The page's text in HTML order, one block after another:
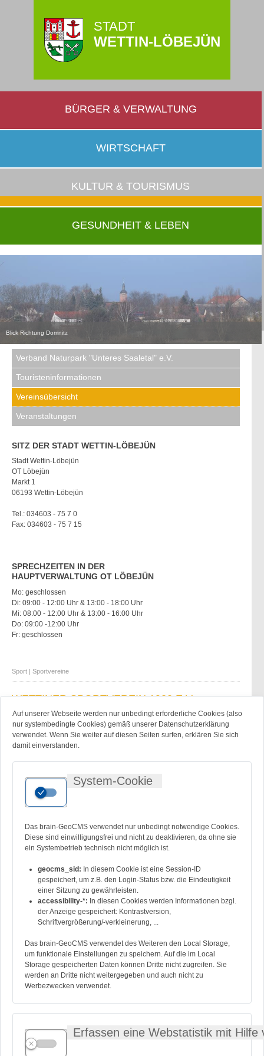
Auf unserer Webseite werden nur unbedingt erforderliche Cookies (also
nur systembedingte Cookies) gemäß unserer Datenschutzerklärung
verwendet. Wenn Sie weiter auf diesen Seiten surfen, erklären Sie sich
damit einverstanden.
System-Cookie
Das brain-GeoCMS verwendet nur unbedingt notwendige Cookies.
Diese sind einwilligungsfrei und nicht zu deaktivieren, da ohne sie
ein Systembetrieb technisch nicht möglich ist.
geocms_sid: In diesem Cookie ist eine Session-ID
gespeichert, um z.B. den Login-Status bzw. die Eindeutigkeit
einer Sitzung zu gewährleisten.
accessibility-*: In diesen Cookies werden Informationen bzgl.
der Anzeige gespeichert: Kontrastversion,
Schriftvergrößerung/-verkleinerung, ...
Das brain-GeoCMS verwendet des Weiteren den Local Storage,
um funktionale Einstellungen zu speichern. Auf die im Local
Storage gespeicherten Daten können Dritte nicht zugreifen. Sie
werden an Dritte nicht weitergegeben und auch nicht zu
Werbezwecken verwendet.
Erfassen eine Webstatistik mit
STADT
WETTIN-LÖBEJÜN
BÜRGER & VERWALTUNG
WIRTSCHAFT
KULTUR & TOURISMUS
GESUNDHEIT & LEBEN
Blick Richtung Domnitz
Blick Richtung Döblitz
Verband Naturpark "Unteres Saaletal" e.V.
Touristeninformationen
Vereinsübersicht
Veranstaltungen
SITZ DER STADT WETTIN-LÖBEJÜN
Stadt Wettin-Löbejün
OT Löbejün
Markt 1
06193 Wettin-Löbejün
Tel.: 034603 - 75 7 0
Fax: 034603 - 75 7 15
SPRECHZEITEN IN DER
HAUPTVERWALTUNG OT LÖBEJÜN
Mo: geschlossen
Di: 09:00 - 12:00 Uhr & 13:00 - 18:00 Uhr
Mi: 08:00 - 12:00 Uhr & 13:00 - 16:00 Uhr
Do: 09:00 -12:00 Uhr
Fr: geschlossen
Sport | Sportvereine
WETTINER SPORTVEREIN 1920 E.V.
ADRESSE
06130 Halle
Herweghstr. 04
ANSPRECHPARTNER
zurück
Brachwitz Döblitz Domnitz Dößel
Gimritz Löbejün Nauendorf Neutz-Lettewitz